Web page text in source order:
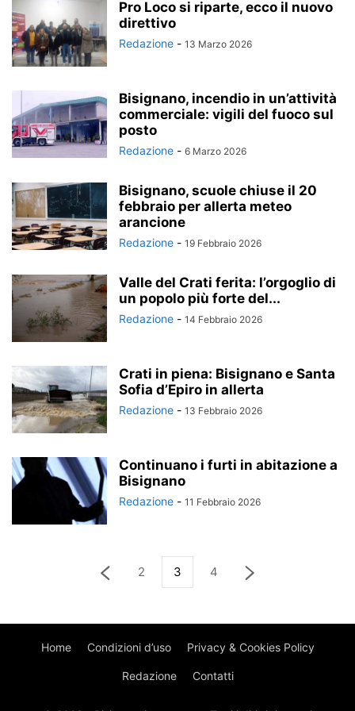
Pro Loco si riparte, ecco il nuovo
direttivo
Redazione - 13 Marzo 2026
Bisignano, incendio in un’attività
commerciale: vigili del fuoco sul
posto
Redazione - 6 Marzo 2026
Bisignano, scuole chiuse il 20
febbraio per allerta meteo
arancione
Redazione - 19 Febbraio 2026
Valle del Crati ferita: l’orgoglio di
un popolo più forte del...
Redazione - 14 Febbraio 2026
Crati in piena: Bisignano e Santa
Sofia d’Epiro in allerta
Redazione - 13 Febbraio 2026
Continuano i furti in abitazione a
Bisignano
Redazione - 11 Febbraio 2026
2 3 4
Home Condizioni d’uso Privacy & Cookies Policy
Redazione Contatti